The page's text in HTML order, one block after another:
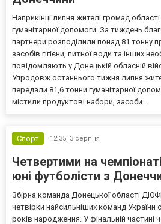
Наприкінці липня жителі громад
гуманітарної допомоги. За тиждень
партнери розподілили понад 81 тонну
засобів гігієни, питної води та інших
повідомляють у Донецькій обласній
Упродовж останнього тижня липня
передали 81,6 тонни гуманітарної
містили продуктові набори, засоби...
Спорт 12:35, 3 серпня
Четвертими на
юні футболісти з
Збірна команда Донецької області
четвірки найсильніших команд України
років народження. У фінальній частині